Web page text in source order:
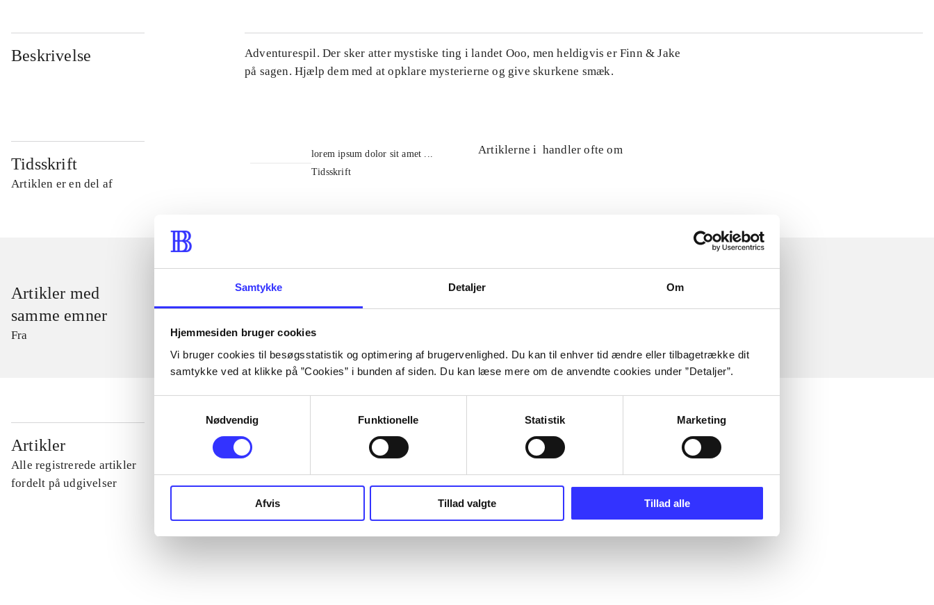
Samtykke Detaljer Om
Hjemmesiden bruger cookies
Vi bruger cookies til besøgsstatistik og optimering af brugervenlighed. Du kan til enhver tid ændre eller tilbagetrække dit
samtykke ved at klikke på ”Cookies” i bunden af siden. Du kan læse mere om de anvendte cookies under ”Detaljer”.
Nødvendig
Funktionelle Statistik Marketing
Afvis Tillad valgte Tillad alle
Beskrivelse
Adventurespil. Der sker atter mystiske ting i landet Ooo, men heldigvis er Finn & Jake
på sagen. Hjælp dem med at opklare mysterierne og give skurkene smæk.
Tidsskrift
Artiklen er en del af
lorem ipsum dolor sit amet ...
Tidsskrift
Artiklerne i handler ofte om
Artikler med
samme emner
Fra
Artikler
Alle registrerede artikler
fordelt på udgivelser
...